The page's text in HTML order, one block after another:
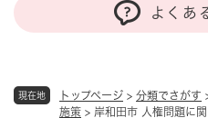
現在地 トップページ > 分類でさがす
施策 > 岸和田市 人権問題に
よくあ